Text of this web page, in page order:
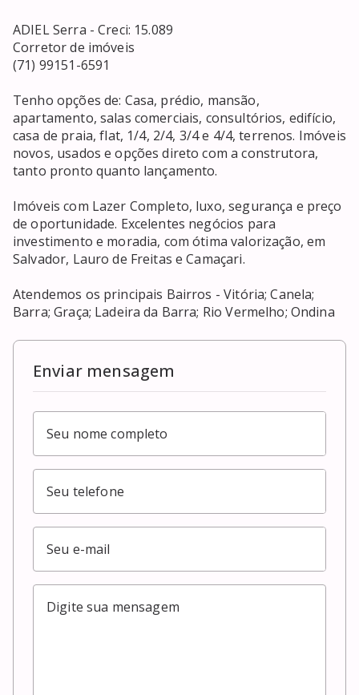
ADIEL Serra - Creci: 15.089
Corretor de imóveis
(71) 99151-6591
Tenho opções de: Casa, prédio, mansão,
apartamento, salas comerciais, consultórios, edifício,
casa de praia, flat, 1/4, 2/4, 3/4 e 4/4, terrenos. Imóveis
novos, usados e opções direto com a construtora,
tanto pronto quanto lançamento.
Imóveis com Lazer Completo, luxo, segurança e preço
de oportunidade. Excelentes negócios para
investimento e moradia, com ótima valorização, em
Salvador, Lauro de Freitas e Camaçari.
Atendemos os principais Bairros - Vitória; Canela;
Barra; Graça; Ladeira da Barra; Rio Vermelho; Ondina
Enviar mensagem